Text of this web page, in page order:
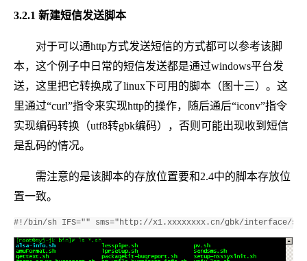
3.2.1 新建短信发送脚本
对于可以通http方式发送短信的方式都可以参考该脚
本，这个例子中日常的短信发送都是通过windows平台发
送，这里把它转换成了linux下可用的脚本（图十三）。这
里通过“curl”指令来实现http的操作，随后通后“iconv”指令
实现编码转换（utf8转gbk编码），否则可能出现收到短信
是乱码的情况。
需注意的是该脚本的存放位置要和2.4中的脚本存放位
置一致。
#!/bin/sh IFS="" sms="http://x1.xxxxxxxx.cn/gbk/interface/